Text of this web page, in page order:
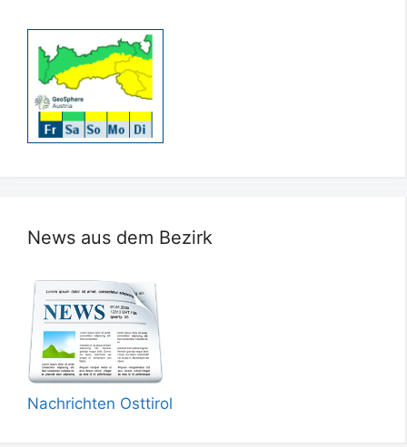
News aus dem Bezirk
Nachrichten Osttirol